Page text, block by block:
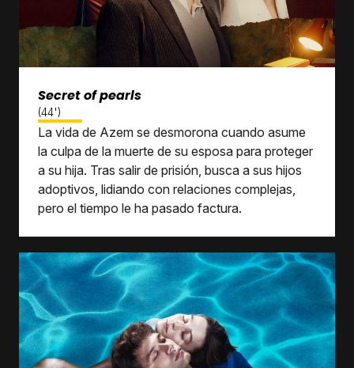
Secret of pearls
(44')
La vida de Azem se desmorona cuando asume
la culpa de la muerte de su esposa para proteger
a su hija. Tras salir de prisión, busca a sus hijos
adoptivos, lidiando con relaciones complejas,
pero el tiempo le ha pasado factura.